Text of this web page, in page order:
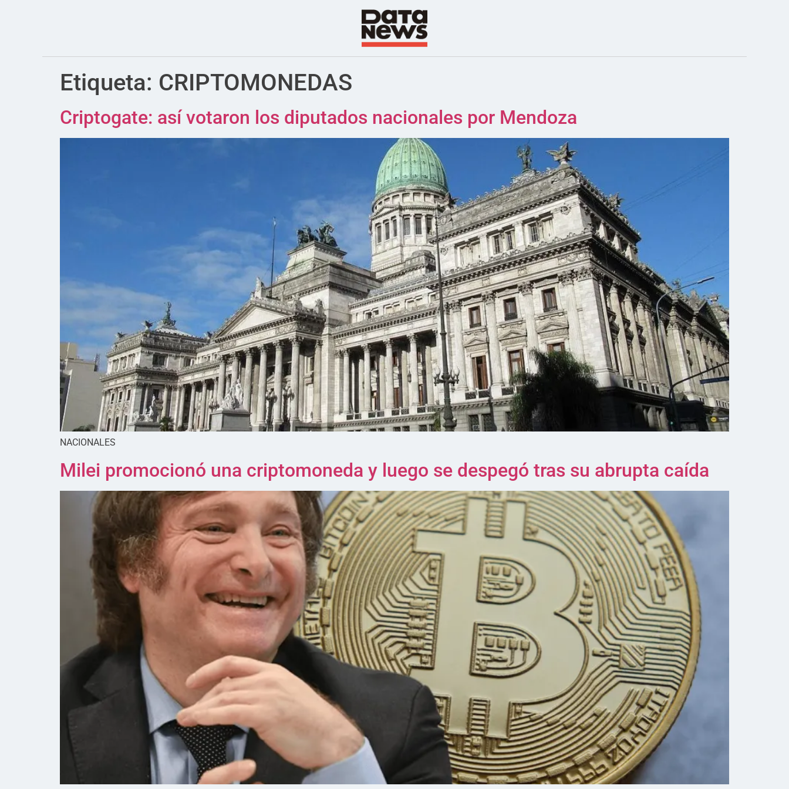
Etiqueta: CRIPTOMONEDAS
Criptogate: así votaron los diputados nacionales por Mendoza
NACIONALES
Milei promocionó una criptomoneda y luego se despegó tras su abrupta caída